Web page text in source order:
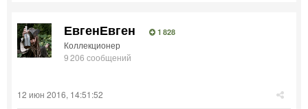
ЕвгенЕвген 1 828
Коллекционер
9 206 сообщений
12 июн 2016, 14:51:52